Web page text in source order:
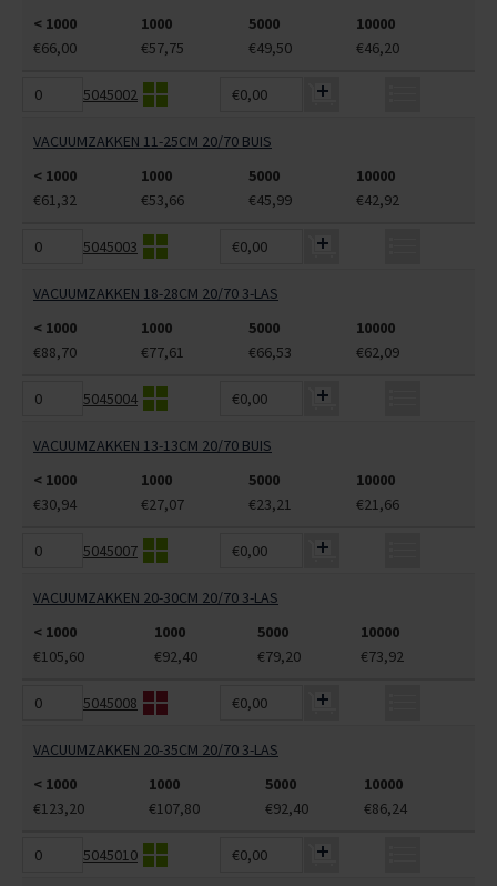
< 1000
1000 5000
10000
€66,00
€57,75 €49,50 €46,20
5045002 €0,00
VACUUMZAKKEN 11-25CM 20/70 BUIS
< 1000
1000 5000
10000
€61,32
€53,66 €45,99 €42,92
5045003 €0,00
VACUUMZAKKEN 18-28CM 20/70 3-LAS
< 1000
1000 5000
10000
€88,70
€77,61 €66,53 €62,09
5045004 €0,00
VACUUMZAKKEN 13-13CM 20/70 BUIS
< 1000
1000 5000
10000
€30,94
€27,07 €23,21 €21,66
5045007 €0,00
VACUUMZAKKEN 20-30CM 20/70 3-LAS
< 1000
1000 5000
10000
€105,60
€92,40 €79,20 €73,92
5045008 €0,00
VACUUMZAKKEN 20-35CM 20/70 3-LAS
< 1000
1000 5000
10000
€123,20
€107,80 €92,40 €86,24
5045010 €0,00